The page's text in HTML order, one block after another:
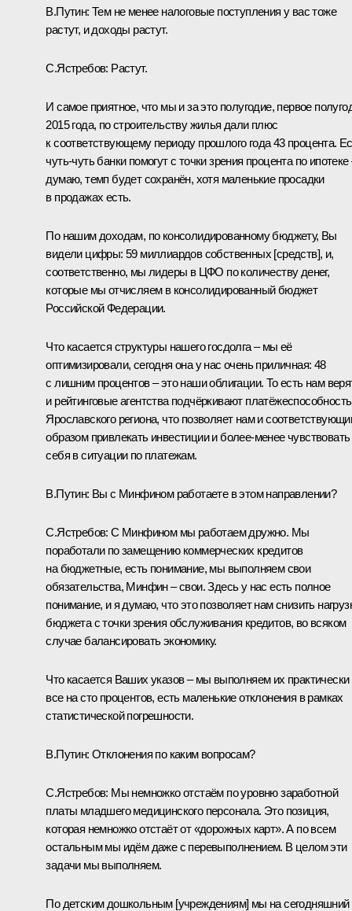
В.Путин: Тем не менее налоговые поступления у вас тоже
растут, и доходы растут.
С.Ястребов: Растут.
И самое приятное, что мы и за это полугодие, первое
2015 года, по строительству жилья дали плюс
к соответствующему периоду прошлого года 43 процента.
чуть-чуть банки помогут с точки зрения процента по ипотеке
думаю, темп будет сохранён, хотя маленькие просадки
в продажах есть.
По нашим доходам, по консолидированному бюджету, Вы
видели цифры: 59 миллиардов собственных [средств], и,
соответственно, мы лидеры в ЦФО по количеству денег,
которые мы отчисляем в консолидированный бюджет
Российской Федерации.
Что касается структуры нашего госдолга – мы её
оптимизировали, сегодня она у нас очень приличная: 48
с лишним процентов – это наши облигации. То есть нам
и рейтинговые агентства подчёркивают платёжеспособность
Ярославского региона, что позволяет нам и
образом привлекать инвестиции и более-менее чувствовать
себя в ситуации по платежам.
В.Путин: Вы с Минфином работаете в этом направлении?
С.Ястребов:С Минфином мы работаем дружно. Мы
поработали по замещению коммерческих кредитов
на бюджетные, есть понимание, мы выполняем свои
обязательства, Минфин – свои. Здесь у нас есть полное
понимание, и я думаю, что это позволяет нам снизить
бюджета с точки зрения обслуживания кредитов, во всяком
случае балансировать экономику.
Что касается Ваших указов – мы выполняем их практически
все на сто процентов, есть маленькие отклонения в рамках
статистической погрешности.
В.Путин: Отклонения по каким вопросам?
С.Ястребов: Мы немножко отстаём по уровню заработной
платы младшего медицинского персонала. Это позиция,
которая немножко отстаёт от «дорожных карт». А по всем
остальным мы идём даже с перевыполнением. В целом эти
задачи мы выполняем.
По детским дошкольным [учреждениям] мы на сегодняшний